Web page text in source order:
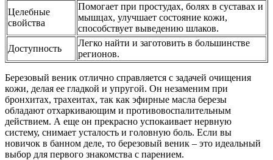
Целебные
свойства
Помогает при простудах, болях в суставах и
мышцах, улучшает состояние кожи,
способствует выведению шлаков.
Доступность
Легко найти и заготовить в большинстве
регионов.
Березовый веник отлично справляется с задачей очищения
кожи, делая ее гладкой и упругой. Он незаменим при
бронхитах, трахеитах, так как эфирные масла березы
обладают отхаркивающим и противовоспалительным
действием. А еще он прекрасно успокаивает нервную
систему, снимает усталость и головную боль. Если вы
новичок в банном деле, то березовый веник – это идеальный
выбор для первого знакомства с парением.